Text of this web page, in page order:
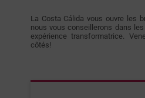
La Costa Cálida vous ouvre les
nous vous conseillerons dans
expérience transformatrice.
côtés!